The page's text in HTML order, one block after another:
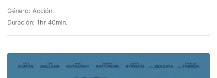
Género: Acción.
Duración: 1hr 40min.